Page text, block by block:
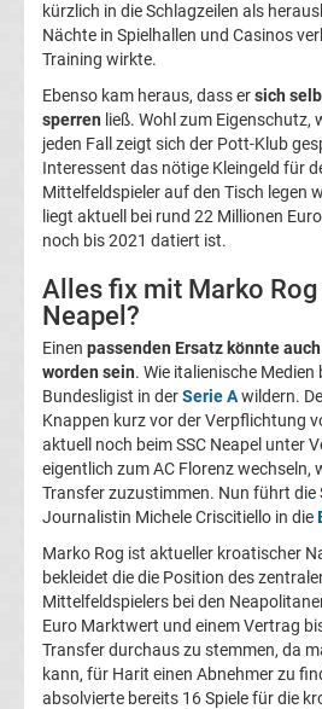
Conference
League
Premier
League
Liga
Serie
A
Türk.
Süper
Internat.
kürzlich in die Schlagzeilen als
Nächte in Spielhallen und Casinos
Training wirkte.
Ebenso kam heraus, dass ersich
sperren ließ. Wohl zum
jeden Fall zeigt sich der Pott-Klub
Interessent das nötige Kleingeld für
Mittelfeldspieler auf den Tisch legen
liegt aktuell bei rund 22 Millionen
noch bis 2021 datiert ist.
Alles fix mit Marko Rog
Neapel?
Einen passenden Ersatz könnte
worden sein. Wie italienische Medien
Bundesligist in derSerie Awildern.
Knappen kurz vor der Verpflichtung
aktuell noch beim SSC Neapel unter
eigentlich zum AC Florenz wechseln,
Transfer zuzustimmen. Nun führt die
Journalistin Michele Criscitiello in die
Marko Rog ist aktueller kroatischer
bekleidet die die Position des
Mittelfeldspielers bei den
Euro Marktwert und einem Vertrag
Transfer durchaus zu stemmen, da
kann, für Harit einen Abnehmer zu
absolvierte bereits 16 Spiele für die